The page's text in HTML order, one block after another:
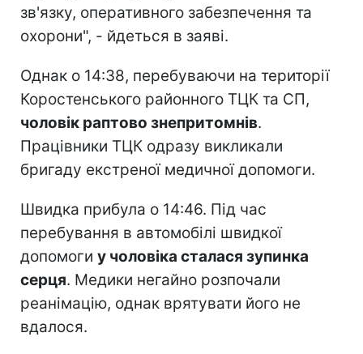
зв'язку, оперативного забезпечення та
охорони", - йдеться в заяві.
Однак о 14:38, перебуваючи на території
Коростенського районного ТЦК та СП,
чоловік раптово знепритомнів.
Працівники ТЦК одразу викликали
бригаду екстреної медичної допомоги.
Швидка прибула о 14:46. Під час
перебування в автомобілі швидкої
допомоги у чоловіка сталася зупинка
серця. Медики негайно розпочали
реанімацію, однак врятувати його не
вдалося.